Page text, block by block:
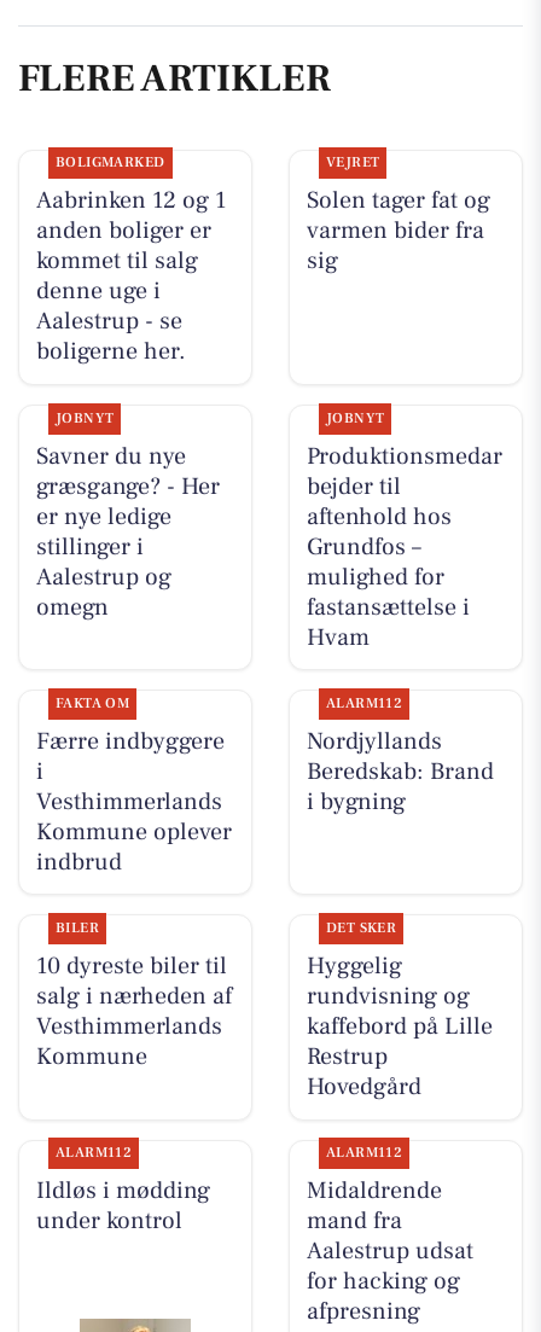
FLERE ARTIKLER
BOLIGMARKED
Aabrinken 12 og 1
anden boliger er
kommet til salg
denne uge i
Aalestrup - se
boligerne her.
VEJRET
Solen tager fat og
varmen bider fra
sig
JOBNYT
Savner du nye
græsgange? - Her
er nye ledige
stillinger i
Aalestrup og
omegn
JOBNYT
Produktionsmedar
bejder til
aftenhold hos
Grundfos –
mulighed for
fastansættelse i
Hvam
FAKTA OM
Færre indbyggere
i
Vesthimmerlands
Kommune oplever
indbrud
ALARM112
Nordjyllands
Beredskab: Brand
i bygning
BILER
10 dyreste biler til
salg i nærheden af
Vesthimmerlands
Kommune
DET SKER
Hyggelig
rundvisning og
kaffebord på Lille
Restrup
Hovedgård
ALARM112
Ildløs i mødding
under kontrol
ALARM112
Midaldrende
mand fra
Aalestrup udsat
for hacking og
afpresning